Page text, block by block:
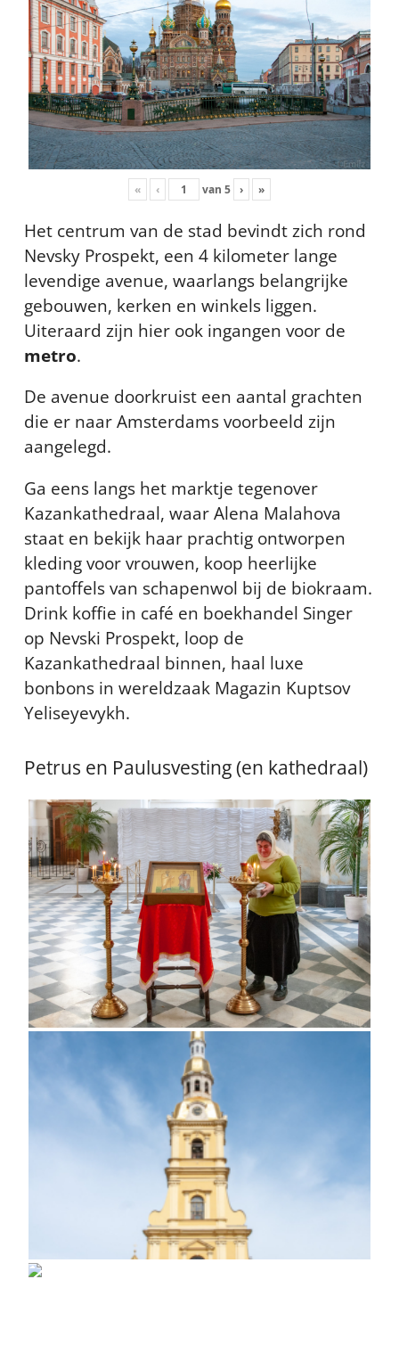
« ‹ van 5 › »
Het centrum van de stad bevindt zich rond
Nevsky Prospekt, een 4 kilometer lange
levendige avenue, waarlangs belangrijke
gebouwen, kerken en winkels liggen.
Uiteraard zijn hier ook ingangen voor de
metro.
De avenue doorkruist een aantal grachten
die er naar Amsterdams voorbeeld zijn
aangelegd.
Ga eens langs het marktje tegenover
Kazankathedraal, waar Alena Malahova
staat en bekijk haar prachtig ontworpen
kleding voor vrouwen, koop heerlijke
pantoffels van schapenwol bij de biokraam.
Drink koffie in café en boekhandel Singer
op Nevski Prospekt, loop de
Kazankathedraal binnen, haal luxe
bonbons in wereldzaak Magazin Kuptsov
Yeliseyevykh.
Petrus en Paulusvesting (en kathedraal)